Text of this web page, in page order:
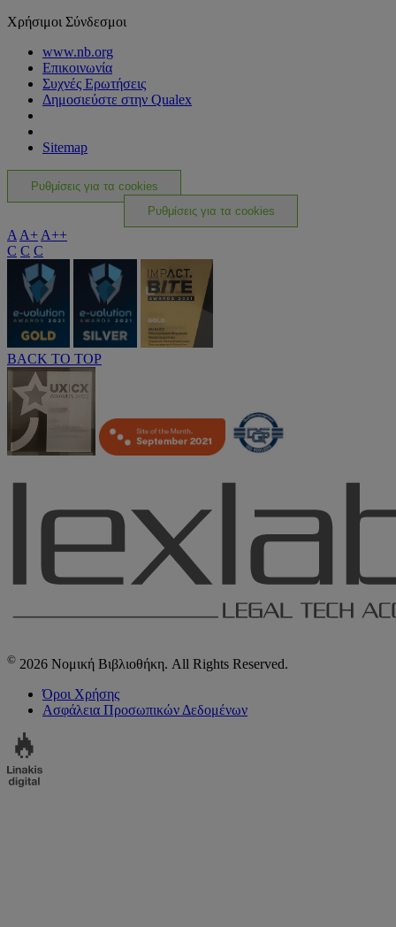
Χρήσιμοι Σύνδεσμοι
www.nb.org
Επικοινωνία
Συχνές Ερωτήσεις
Δημοσιεύστε στην Qualex
Sitemap
Ρυθμίσεις για τα cookies
Ρυθμίσεις για τα cookies
A A+ A++
C C C
BACK TO TOP
© 2026 Νομική Βιβλιοθήκη. All Rights Reserved.
Όροι Χρήσης
Ασφάλεια Προσωπικών Δεδομένων